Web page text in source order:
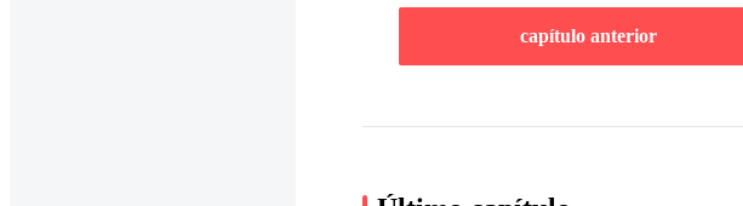
capítulo anterior